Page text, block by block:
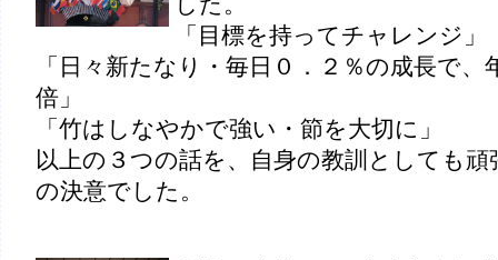
「目標を持ってチャレンジ」
「日々新たなり・毎日０．２％の成長で、
倍」
「竹はしなやかで強い・節を大切に」
以上の３つの話を、自身の教訓としても頑
の決意でした。